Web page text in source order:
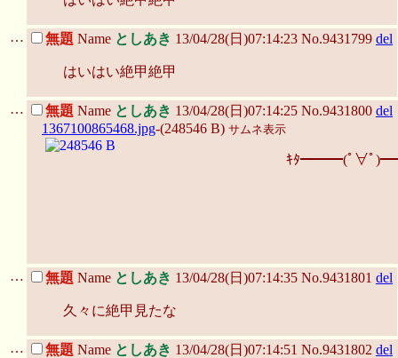
… 無題 Name としあき 13/04/28(日)07:14:23 No.9431799 del
はいはい絶甲絶甲
… 無題 Name としあき 13/04/28(日)07:14:25 No.9431800 del
1367100865468.jpg-(248546 B) サムネ表示
ｷﾀ━━━(ﾟ∀ﾟ
… 無題 Name としあき 13/04/28(日)07:14:35 No.9431801 del
久々に絶甲見たな
… 無題 Name としあき 13/04/28(日)07:14:51 No.9431802 del